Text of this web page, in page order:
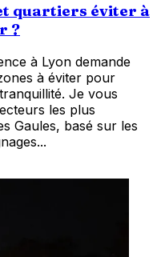
quartiers éviter à
?
à Lyon demande
à éviter pour
Je vous
les plus
Gaules, basé sur les